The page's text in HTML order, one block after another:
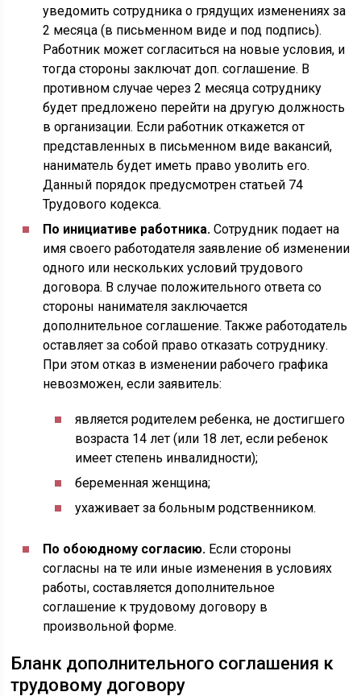
уведомить сотрудника о грядущих изменениях за
2 месяца (в письменном виде и под подпись).
Работник может согласиться на новые условия, и
тогда стороны заключат доп. соглашение. В
противном случае через 2 месяца сотруднику
будет предложено перейти на другую должность
в организации. Если работник откажется от
представленных в письменном виде вакансий,
наниматель будет иметь право уволить его.
Данный порядок предусмотрен статьей 74
Трудового кодекса.
По инициативе работника.Сотрудник подает на
имя своего работодателя заявление об изменении
одного или нескольких условий трудового
договора. В случае положительного ответа со
стороны нанимателя заключается
дополнительное соглашение. Также работодатель
оставляет за собой право отказать сотруднику.
При этом отказ в изменении рабочего графика
невозможен, если заявитель:
является родителем ребенка, не достигшего
возраста 14 лет (или 18 лет, если ребенок
имеет степень инвалидности);
беременная женщина;
ухаживает за больным родственником.
По обоюдному согласию. Если стороны
согласны на те или иные изменения в условиях
работы, составляется дополнительное
соглашение к трудовому договору в
произвольной форме.
Бланк дополнительного соглашения к
трудовому договору